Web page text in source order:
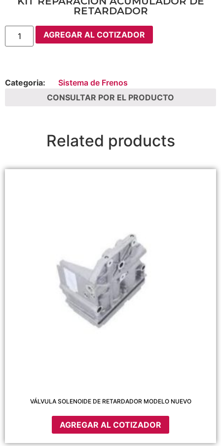
RETARDADOR
AGREGAR AL COTIZADOR
Categoria:
Sistema de Frenos
CONSULTAR POR EL PRODUCTO
Related products
VÁLVULA SOLENOIDE DE RETARDADOR MODELO NUEVO
AGREGAR AL COTIZADOR